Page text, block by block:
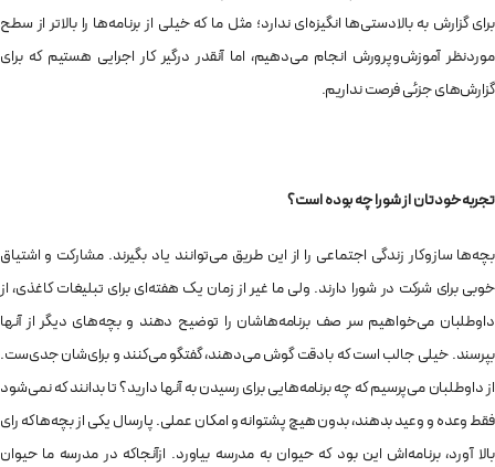
برای گزارش به بالادستی‌ها انگیزه‌ای ندارد؛ مثل ما که خیلی از برنامه‌ها را بالاتر از سطح
موردنظر آموزش‌وپرورش انجام می‌دهیم، اما آنقدر درگیر کار اجرایی هستیم که برای
گزارش‌های جزئی فرصت نداریم.
تجربه خودتان از شورا چه بوده است؟
بچه‌ها سازوکار زندگی اجتماعی را از این طریق می‌توانند یاد بگیرند. مشارکت و اشتیاق
خوبی برای شرکت در شورا دارند. ولی ما غیر از زمان یک هفته‌ای برای تبلیغات کاغذی، از
داوطلبان می‌خواهیم سر صف برنامه‌هاشان را توضیح دهند و بچه‌های دیگر از آنها
بپرسند. خیلی جالب است که بادقت گوش می‌دهند، گفتگو می‌کنند و برای‌شان جدی‌ست.
از داوطلبان می‌پرسیم که چه برنامه‌هایی برای رسیدن به آنها دارید؟ تا بدانند که نمی‌شود
فقط وعده و وعید بدهند، بدون هیچ پشتوانه و امکان عملی. پارسال یکی از بچه‌ها که رای
بالا آورد، برنامه‌اش این بود که حیوان به مدرسه بیاورد. ازآنجاکه در مدرسه ما حیوان